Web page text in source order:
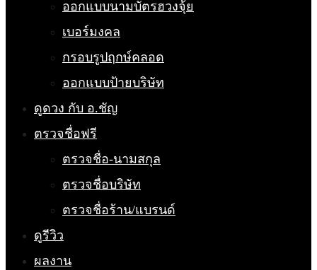
ออกแบบนามบัตรฮวงจุ้ย
เบอร์มงคล
กรอบรูปฤกษ์คลอด
ออกแบบป้ายบริษัท
ดูดวง กับ อ.ชัญ
ตรวจชื่อฟรี
ตรวจชื่อ-นามสกุล
ตรวจชื่อบริษัท
ตรวจชื่อร้าน/แบรนด์
ดูรีวิว
ผลงาน